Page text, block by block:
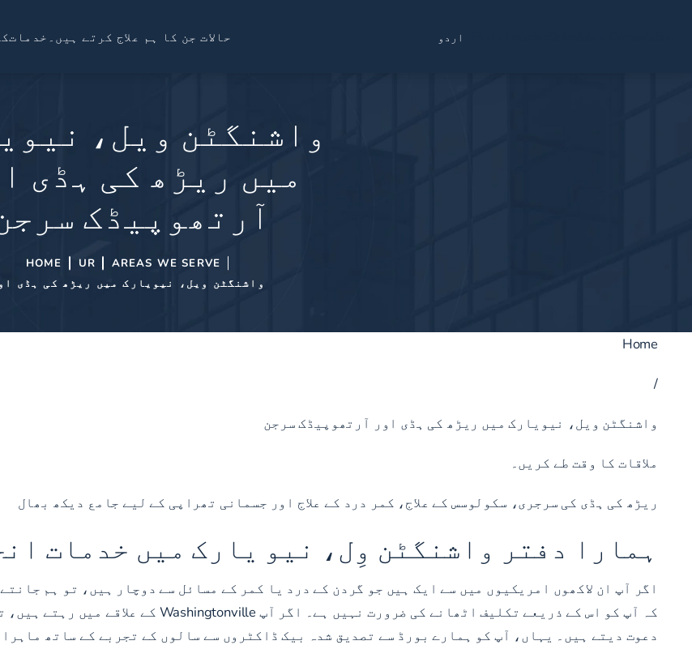
خدمات حالات جن کا ہم علاج کرتے ہیں۔ اردو
واشنگٹن ویل،
میں ریڑھ کی ہڈی
آرتھوپیڈک
HOME UR
AREAS WE SERVE
واشنگٹن ویل، نیویارک میں ریڑھ کی ہڈی او
Home
/
واشنگٹن ویل، نیویارک میں ریڑھ کی ہڈی اور آرتھوپیڈک سرجن
ملاقات کا وقت طے کریں۔
ریڑھ کی ہڈی کی سرجری، سکولوسس کے علاج، کمر درد کے علاج اور جسمانی تھراپی کے لیے جامع دیکھ بھال
ہمارا دفتر واشنگٹن وِل، نیو یارک میں خدمات
اگر آپ ان لاکھوں امریکیوں میں سے ایک ہیں جو گردن کے درد یا کمر کے مسائل سے دوچار ہیں، تو ہم
دعوت دیتے ہیں۔ یہاں، آپ کو ہمارے بورڈ سے تصدیق شدہ بیک ڈاکٹروں سے سالوں کے تجربے کے ساتھ